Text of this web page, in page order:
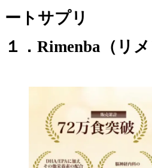
ートサプリ
１．Rimenba（リメ